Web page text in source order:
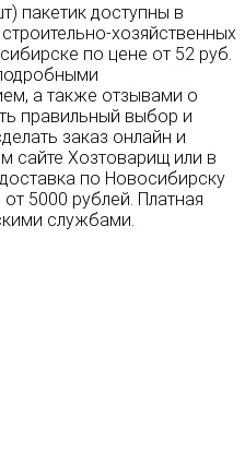
пакетик доступны в
хозяйственных
по цене от 52 руб.
а также отзывами о
правильный выбор и
заказ онлайн и
сайте Хозтоварищ или в
по Новосибирску
5000 рублей. Платная
службами.